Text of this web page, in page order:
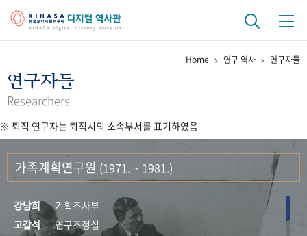
걸어온 길 기관 변천사
연구 역사
정책과 연구 키워드로 보는 연구 역사
연구자들
간행물 변천사
기록물 아카이브
Home 연구 역사 연구자들
연구자들
Researchers
※ 퇴직 연구자는 퇴직시의 소속부서를 표기하였음
가족계획연구원 (1971. ~ 1981.)
강남희
기획조사부
고갑석
연구조정실